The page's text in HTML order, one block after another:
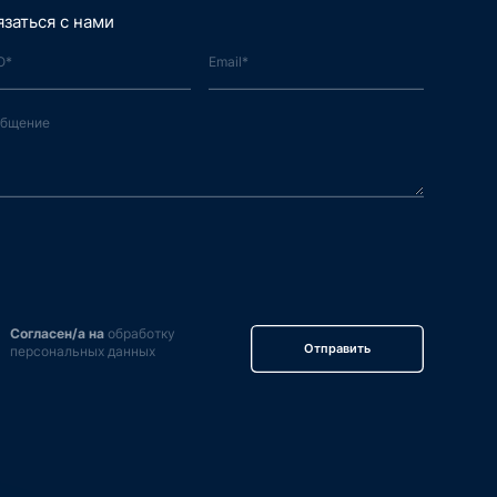
с нами
Согласен/а наобработку
персональных данных
Отправить